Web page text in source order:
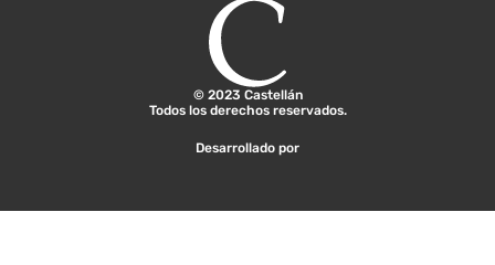
© 2023 Castellán
Todos los derechos reservados.
Desarrollado por